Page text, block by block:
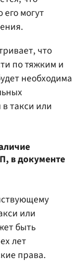
его могут
что
по тяжким и
необходима
такси или
в документе
или
быть
лет
права.